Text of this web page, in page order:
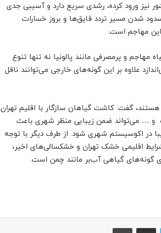
نیز ورود کرده، رشدی سریع دارد و آسیبی جدی
شدن مسیر تردد قایق‌ها و بروز خسارات
مهاجم است.
مهاجم و پرمصرفی مانند پالونیا نه تنها تنوع
علاوه بر این گونه‌های خارجی می‌توانند ناقل
گفت: کاشت گیاهان سازگار با اقلیم تهران
و … می‌تواند ضمن زیبایی منظر شهری باعث
در اکوسیستم شهری شود. از طرف دیگر با توجه
اقلیمی خشک تهران و خشکسالی‌های اخیر،
گونه‌های گیاهی آب‌بر مانند چمن است.
توییتر اشتراک گذاری از طریق ایمیل چاپ